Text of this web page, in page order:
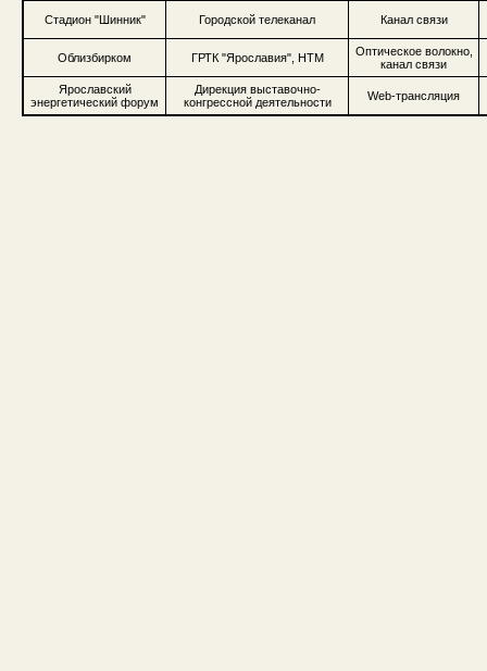
Стадион "Шинник" Городской телеканал Канал связи
Облизбирком ГРТК "Ярославия", НТМ
Оптическое волокно,
канал связи
Ярославский
энергетический форум
Дирекция выставочно-
конгрессной деятельности
Web-трансляция